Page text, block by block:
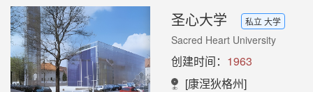
圣心大学 私立 大学
Sacred Heart University
创建时间： 1963
[康涅狄格州]